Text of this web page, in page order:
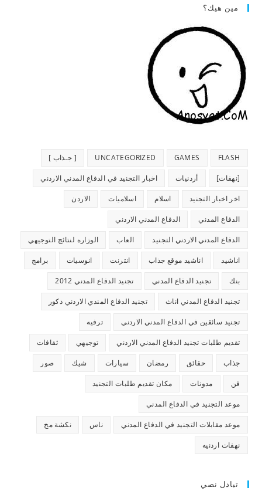
مين هيك؟
FLASH
GAMES
UNCATEGORIZED [ جـذاب ]
[نهفات] أردنيات اخبار التجنيد في الدفاع المدني الاردني
اخر اخبار التجنيد اسلام اسلاميات الاردن
الدفاع المدني الدفاع المدني الاردني
الدفاع المدني الاردني التجنيد العاب الوزاره لنتائج التوجيهي
اناشيد اناشيد موقع جذاب انترنت انوسيات برامج
بنك تجنيد الدفاع المدني تجنيد الدفاع المدني 2012
تجنيد الدفاع المدني اناث تجنيد الدفاع المندي الاردني ذكور
تجنيد سائقين في الدفاع المدني الاردني ترفيه
تقديم طلبات تجنيد الدفاع المدني الاردني توجيهي ثقافات
جذاب حقائق رمضان سيارات شيك صور
فن مدونات مكان تقديم طلبات التجنيد
موعد التجنيد في الدفاع المدني
موعد مقابلات التجنيد في الدفاع المدني ناس نكشة مخ
نهفات اردنيه
تبادل نصي